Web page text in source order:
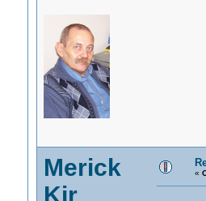
Merick
Kir
«